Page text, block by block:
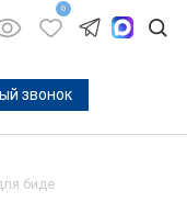
0
звонок
биде